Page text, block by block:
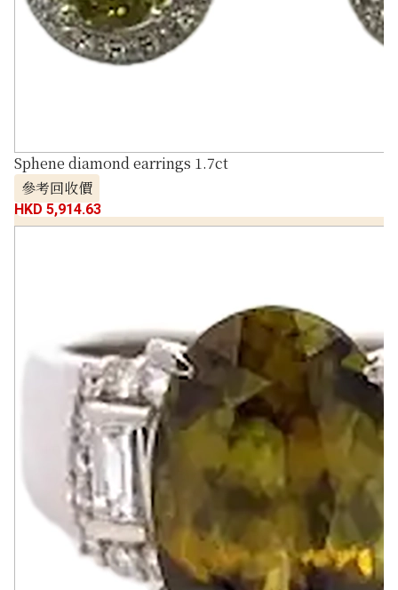
Sphene diamond earrings 1.7ct
參考回收價
HKD 5,914.63